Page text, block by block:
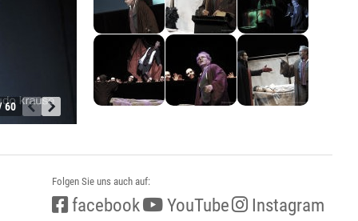
60
Folgen Sie uns auch auf:
facebook YouTube Instagram